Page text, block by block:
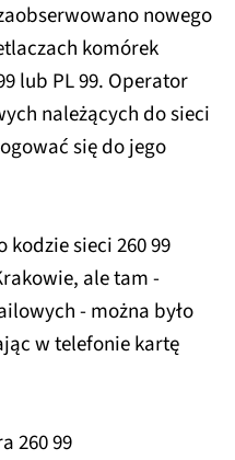
nowego
komórek
lub PL 99. Operator
należących do sieci
się do jego
sieci 260 99
ale tam -
- można było
w telefonie kartę
260 99